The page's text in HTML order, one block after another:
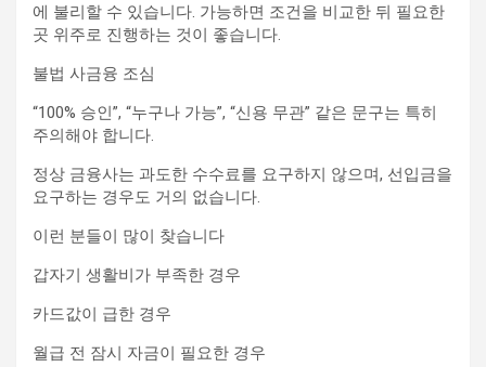
에 불리할 수 있습니다. 가능하면 조건을 비교한 뒤 필요한
곳 위주로 진행하는 것이 좋습니다.
불법 사금융 조심
“100% 승인”, “누구나 가능”, “신용 무관” 같은 문구는 특히
주의해야 합니다.
정상 금융사는 과도한 수수료를 요구하지 않으며, 선입금을
요구하는 경우도 거의 없습니다.
이런 분들이 많이 찾습니다
갑자기 생활비가 부족한 경우
카드값이 급한 경우
월급 전 잠시 자금이 필요한 경우